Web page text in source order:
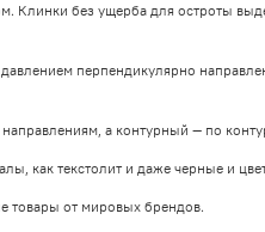
Клинки без ущерба для остроты
перпендикулярно
а контурный — по
как текстолит и даже черные и
товары от мировых брендов.